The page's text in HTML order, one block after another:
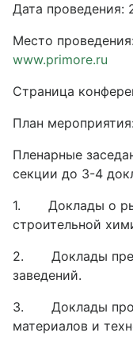
Дата проведения:
Место
www.primore.ru
Страница
План
Пленарные
секции до 3-4
1. Доклады о
строительной
2. Доклады
заведений.
3. Доклады
материалов и